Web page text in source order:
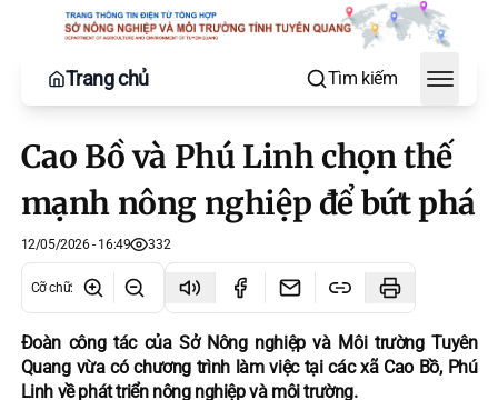
Trang chủ Tìm kiếm
Toggle
Cao Bồ và Phú Linh chọn thế
mạnh nông nghiệp để bứt phá
12/05/2026 - 16:49 332
Cỡ chữ:
Đoàn công tác của Sở Nông nghiệp và Môi trường Tuyên
Quang vừa có chương trình làm việc tại các xã Cao Bồ, Phú
Linh về phát triển nông nghiệp và môi trường.